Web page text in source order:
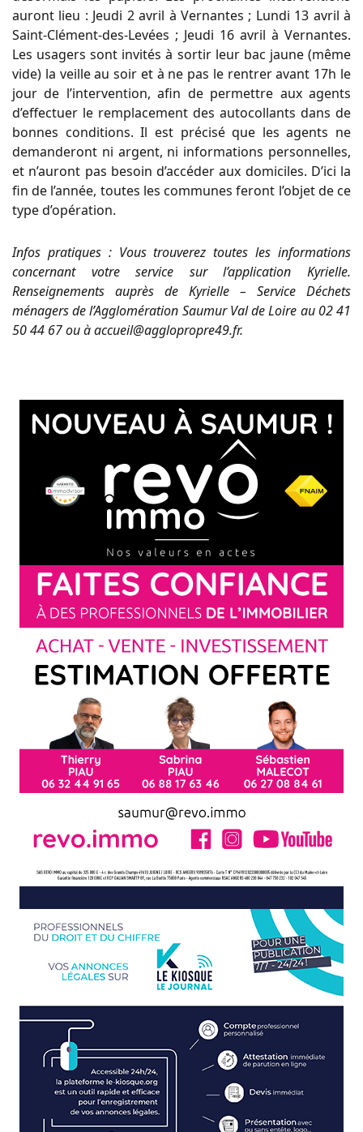
auront lieu : Jeudi 2 avril à Vernantes ; Lundi 13 avril à
Saint-Clément-des-Levées ; Jeudi 16 avril à Vernantes.
Les usagers sont invités à sortir leur bac jaune (même
vide) la veille au soir et à ne pas le rentrer avant 17h le
jour de l’intervention, afin de permettre aux agents
d’effectuer le remplacement des autocollants dans de
bonnes conditions. Il est précisé que les agents ne
demanderont ni argent, ni informations personnelles,
et n’auront pas besoin d’accéder aux domiciles. D’ici la
fin de l’année, toutes les communes feront l’objet de ce
type d’opération.
Infos pratiques : Vous trouverez toutes les informations
concernant votre service sur l’application Kyrielle.
Renseignements auprès de Kyrielle – Service Déchets
ménagers de l’Agglomération Saumur Val de Loire au 02 41
50 44 67 ou à accueil@agglopropre49.fr.